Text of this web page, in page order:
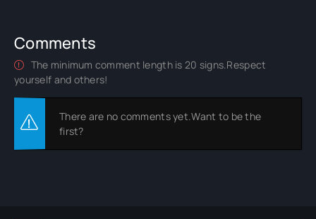
Comments
The minimum comment length is 20 signs.Respect
yourself and others!
There are no comments yet.Want to be the
first?